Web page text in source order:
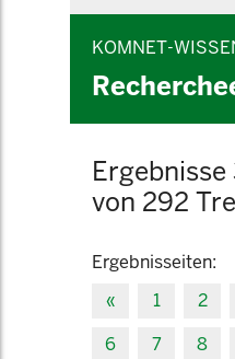
KOMNET-
von 292
Ergebnisseiten:
«
1 2
6
7 8